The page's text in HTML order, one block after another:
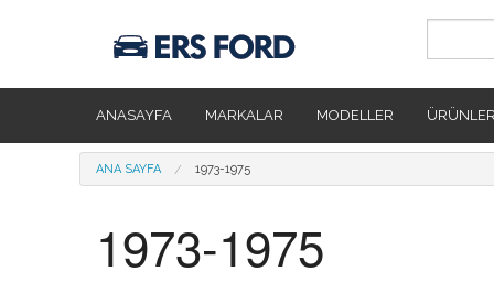
ANASAYFA MARKALAR MODELLER ÜRÜNLER
Buradasınız
ANA SAYFA 1973-1975
1973-1975